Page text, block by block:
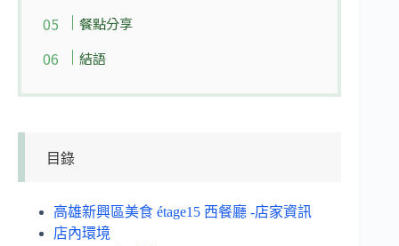
餐點分享
結語
目錄
高雄新興區美食 étage15 西餐廳 -店家資訊
店內環境